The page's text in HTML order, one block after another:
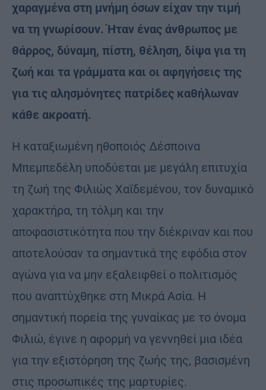
χαραγμένα στη μνήμη όσων είχαν την τιμή
να τη γνωρίσουν. Ήταν ένας άνθρωπος με
θάρρος, δύναμη, πίστη, θέληση, δίψα για τη
ζωή και τα γράμματα και οι αφηγήσεις της
για τις αλησμόνητες πατρίδες καθήλωναν
κάθε ακροατή.
Η καταξιωμένη ηθοποιός Δέσποινα
Μπεμπεδέλη υποδύεται με μεγάλη επιτυχία
τη ζωή της Φιλιώς Χαϊδεμένου, τον δυναμικό
χαρακτήρα, τη τόλμη και την
αποφασιστικότητα που την διέκριναν και που
αποτελούσαν τα σημαντικά της εφόδια στον
αγώνα για να μην εξαλειφθεί ο πολιτισμός
που αναπτύχθηκε στη Μικρά Ασία. Η
σημαντική πορεία της γυναίκας με το όνομα
Φιλιώ, έγινε η αφορμή να γεννηθεί μια ιδέα
για την εξιστόρηση της ζωής της, βασισμένη
στις προσωπικές της μαρτυρίες.